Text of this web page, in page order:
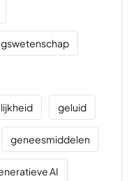
geluid
geneesmiddelen
AI